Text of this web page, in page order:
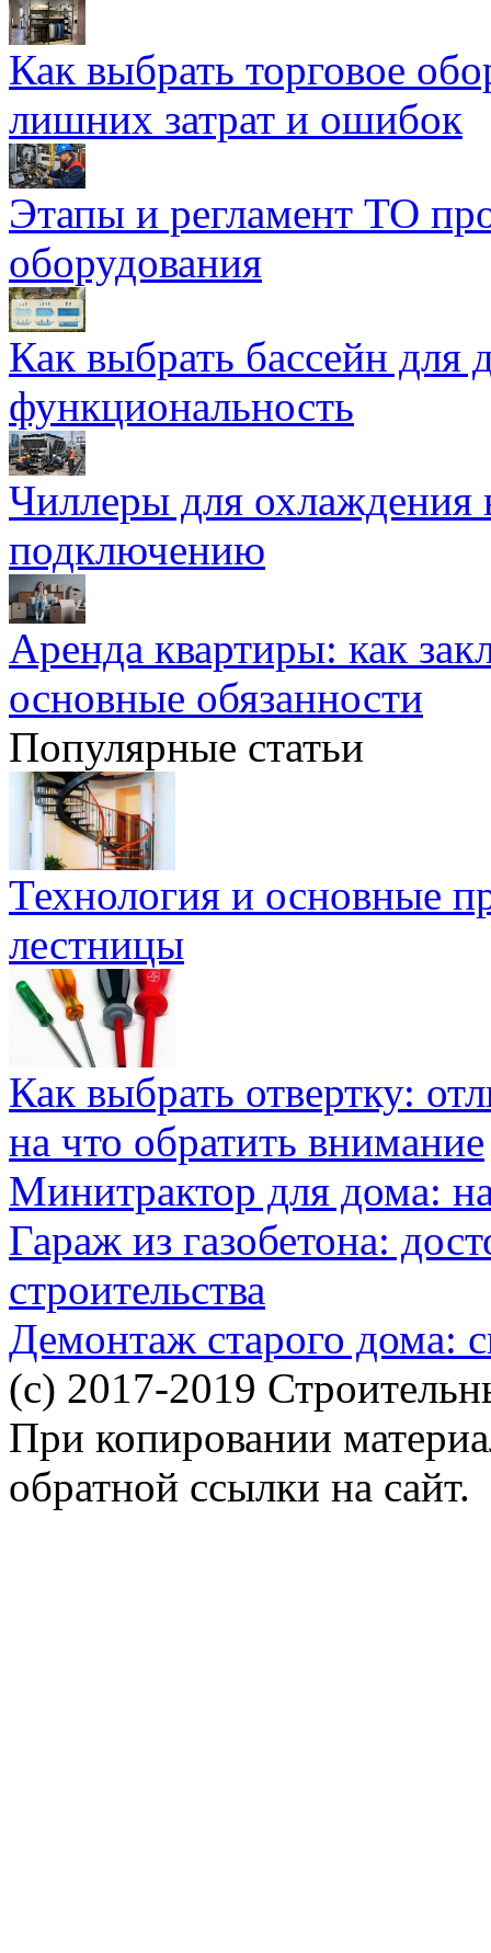
Как выбрать торговое
лишних затрат и ошибок
Этапы и регламент ТО
оборудования
Как выбрать бассейн для
функциональность
Чиллеры для охлаждения
подключению
Аренда квартиры: как
основные обязанности
Популярные статьи
Технология и основные
лестницы
Как выбрать отвертку:
на что обратить внимание
Минитрактор для дома:
Гараж из газобетона:
строительства
Демонтаж старого дома:
(c) 2017-2019
При копировании
обратной ссылки на сайт.